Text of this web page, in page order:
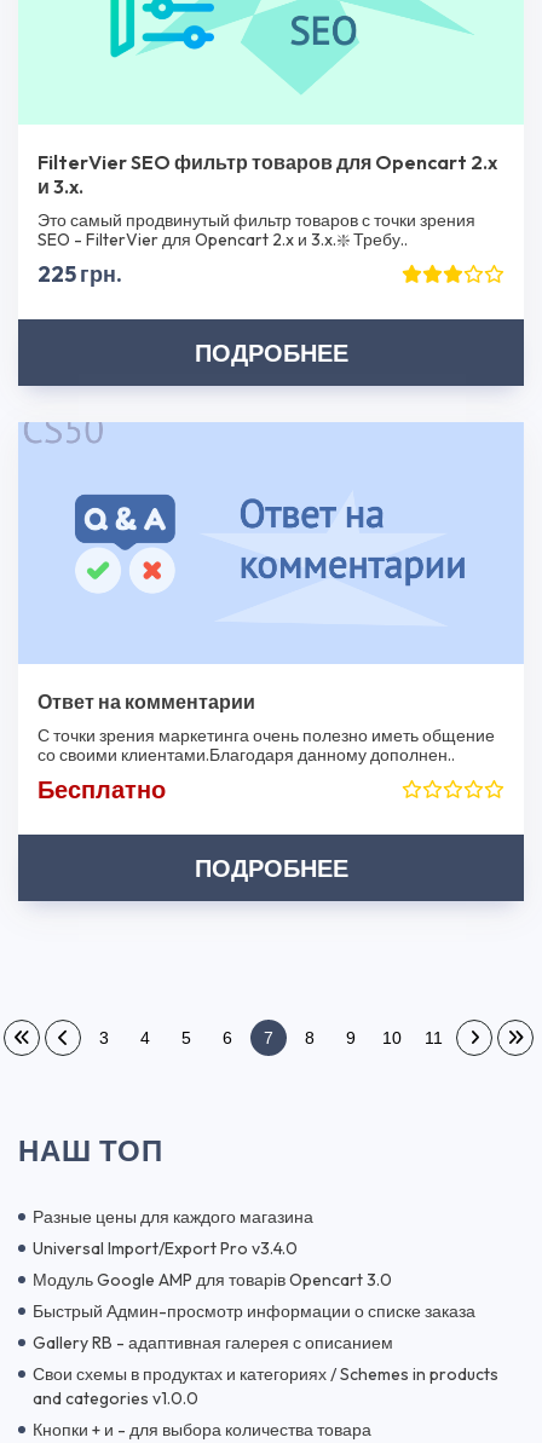
FilterVier SEO фильтр товаров для Opencart 2.x
и 3.x.
Это самый продвинутый фильтр товаров с точки зрения
SEO - FilterVier для Opencart 2.x и 3.x.❇️ Требу..
225 грн.
ПОДРОБНЕЕ
Ответ на комментарии
С точки зрения маркетинга очень полезно иметь общение
со своими клиентами.Благодаря данному дополнен..
Бесплатно
ПОДРОБНЕЕ
3 4 5 6 7 8 9 10 11
НАШ ТОП
Разные цены для каждого магазина
Universal Import/Export Pro v3.4.0
Модуль Google AMP для товарів Opencart 3.0
Быстрый Админ-просмотр информации о списке заказа
Gallery RB - адаптивная галерея с описанием
Свои схемы в продуктах и категориях / Schemes in products
and categories v1.0.0
Кнопки + и - для выбора количества товара